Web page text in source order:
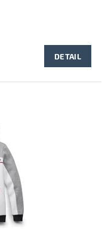
DETAIL